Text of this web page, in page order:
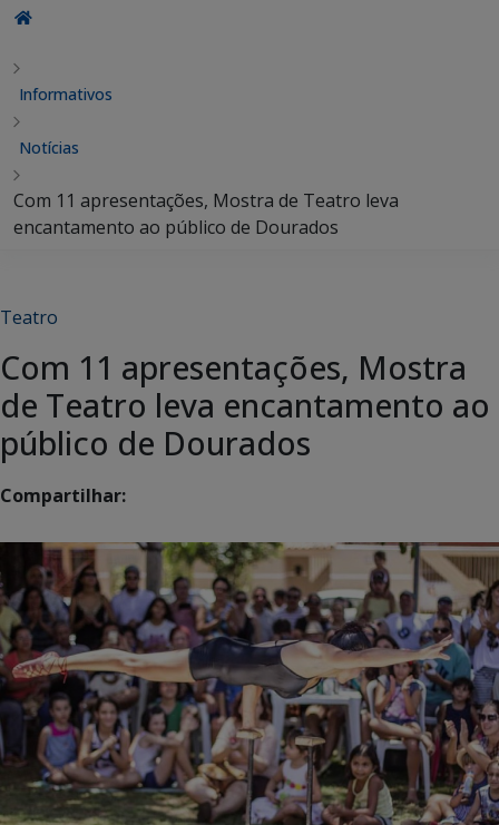
Informativos
Notícias
Com 11 apresentações, Mostra de Teatro leva
encantamento ao público de Dourados
Teatro
Com 11 apresentações, Mostra
de Teatro leva encantamento ao
público de Dourados
Compartilhar: